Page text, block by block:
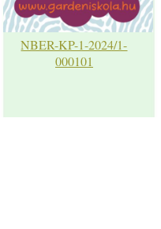
NBER-KP-1-2024/1-
000101